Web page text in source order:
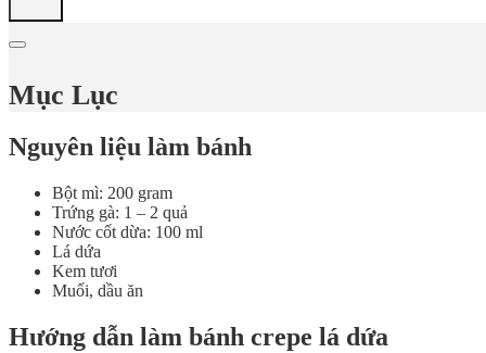
Mục Lục
Nguyên liệu làm bánh
Bột mì: 200 gram
Trứng gà: 1 – 2 quả
Nước cốt dừa: 100 ml
Lá dứa
Kem tươi
Muối, dầu ăn
Hướng dẫn làm bánh crepe lá dứa